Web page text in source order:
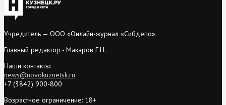
Учредитель — ООО «Онлайн-журнал «Сибдепо».
Главный редактор - Макаров Г.Н.
Наши контакты:
news@novokuznetsk.ru
+7 (3842) 900-800
Возрастное ограничение: 18+